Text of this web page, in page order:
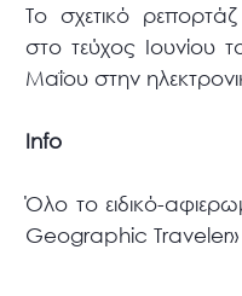
Το σχετικό
στο τεύχος Ιουνίου
Μαΐου στην
Info
Όλο το ειδικό-
Geographic